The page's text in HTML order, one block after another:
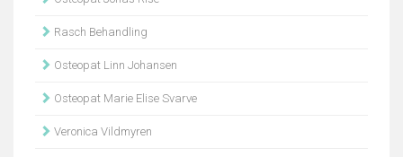
Rasch Behandling
Osteopat Linn Johansen
Osteopat Marie Elise Svarve
Veronica Vildmyren